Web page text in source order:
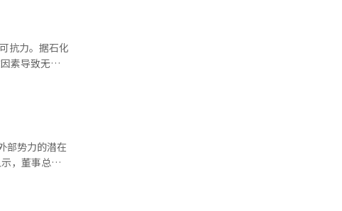
材料工厂，
展以TMAC和
组合。氢能业
过新增设备
用乐天精细
抗力。据石化
素导致无法
成为首个采取
油裂解装置
并逐步增加国
给国民带来不
部势力的潜在
，董事总数
事从937人减